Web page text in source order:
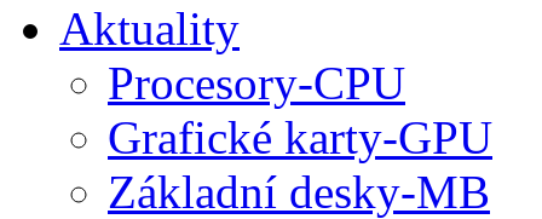
Aktuality
Procesory-CPU
Grafické karty-GPU
Základní desky-MB